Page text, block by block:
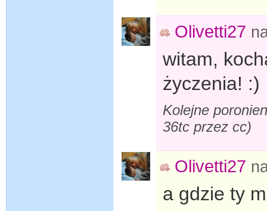
Olivetti27
witam,
życzenia! :)
Kolejne
36tc przez cc)
Olivetti27
a gdzie ty